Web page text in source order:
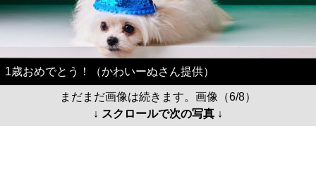
1歳おめでとう！（かわいーぬさん提供）
まだまだ画像は続きます。画像（6/8）
↓ スクロールで次の写真 ↓